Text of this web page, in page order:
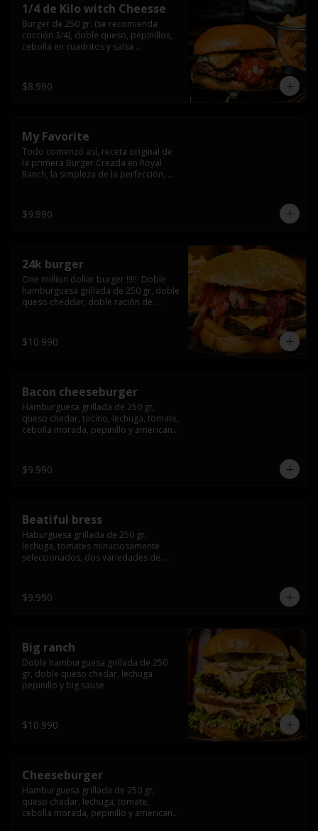
1/4 de Kilo witch Cheesse
Burger de 250 gr. (se recomienda
cocción 3/4), doble queso, pepinillos,
cebolla en cuadritos y salsa
$8.990
My Favorite
Todo comenzó así, receta original de
la primera Burger Creada en Royal
Ranch, la simpleza de la perfección,
queso cheddar
$9.990
24k burger
One million dollar burger !!!!!  Doble
hamburguesa grillada de 250 gr, doble
queso cheddar, doble ración de
gold glitter
$10.990
Bacon cheeseburger
Hamburguesa grillada de 250 gr,
queso chedar, tocino, lechuga, tomate,
cebolla morada, pepinillo y american
$9.990
Beatiful bress
Haburguesa grillada de 250 gr,
lechuga, tomates minuciosamente
seleccionados, dos variedades de
lentamente en el grill, para finalizar
todo con una envolvente salsa cristal
$9.990
Big ranch
Doble hamburguesa grillada de 250
gr, doble queso chedar, lechuga
pepinillo y big sause
$10.990
Cheeseburger
Hamburguesa grillada de 250 gr,
queso chedar, lechuga, tomate,
cebolla morada, pepinillo y american